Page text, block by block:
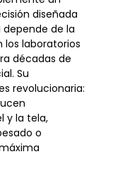
diseñada
de la
los laboratorios
décadas de
Su
revolucionaria:
y la tela,
o